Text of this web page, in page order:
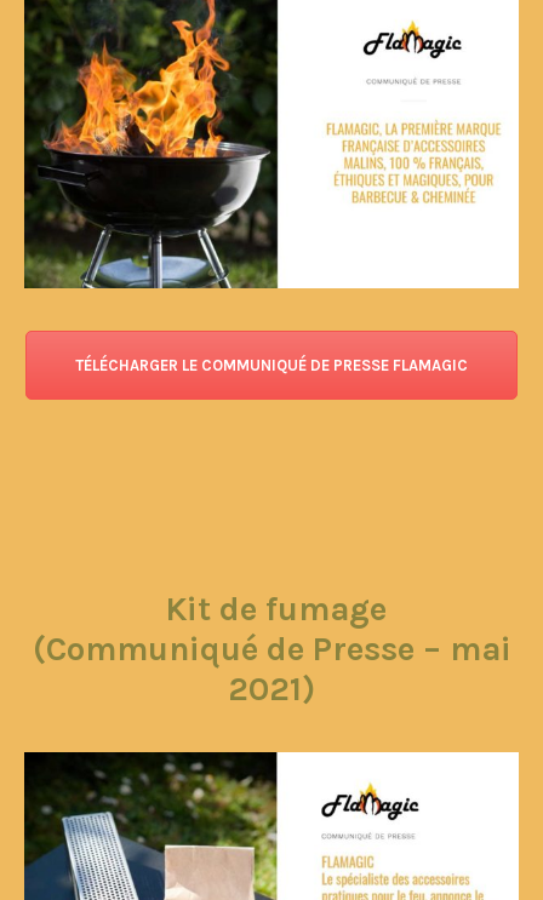
TÉLÉCHARGER LE COMMUNIQUÉ DE PRESSE FLAMAGIC
Kit de fumage
(Communiqué de Presse – mai
2021)